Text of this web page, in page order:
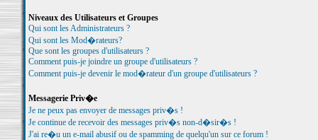
Niveaux des Utilisateurs et Groupes
Qui sont les Administrateurs ?
Qui sont les Mod�rateurs?
Que sont les groupes d'utilisateurs ?
Comment puis-je joindre un groupe d'utilisateurs ?
Comment puis-je devenir le mod�rateur d'un groupe d'utilisateurs ?
Messagerie Priv�e
Je ne peux pas envoyer de messages priv�s !
Je continue de recevoir des messages priv�s non-d�sir�s !
J'ai re�u un e-mail abusif ou de spamming de quelqu'un sur ce forum !